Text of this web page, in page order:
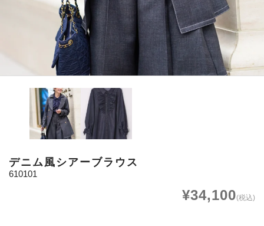
デニム風シアーブラウス
610101
¥34,100(税込)